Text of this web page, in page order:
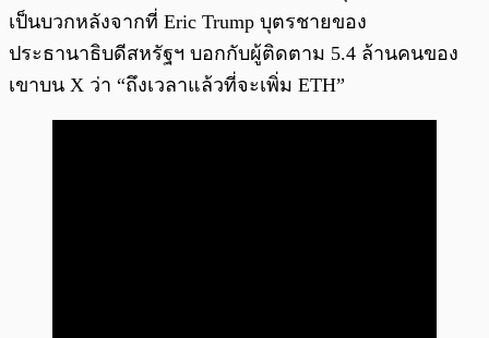
เป็นบวกหลังจากที่ Eric Trump บุตรชายของ
ประธานาธิบดีสหรัฐฯ บอกกับผู้ติดตาม 5.4 ล้านคนของ
เขาบน X ว่า “ถึงเวลาแล้วที่จะเพิ่ม ETH”